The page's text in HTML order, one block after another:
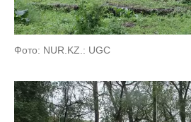
Фото: NUR.KZ.: UGC